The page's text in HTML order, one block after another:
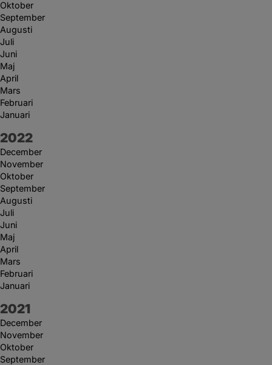
Oktober
September
Augusti
Juli
Juni
Maj
April
Mars
Februari
Januari
År:
2022
December
November
Oktober
September
Augusti
Juli
Juni
Maj
April
Mars
Februari
Januari
År:
2021
December
November
Oktober
September